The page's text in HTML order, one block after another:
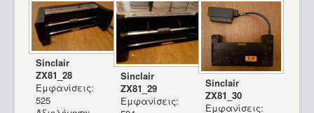
Sinclair
ZX81_28
Εμφανίσεις:
525
Sinclair
ZX81_29
Εμφανίσεις:
Sinclair
ZX81_30
Εμφανίσεις: